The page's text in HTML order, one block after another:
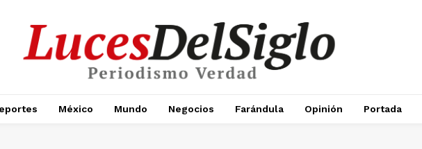
México Mundo Negocios Farándula Opinión Portada